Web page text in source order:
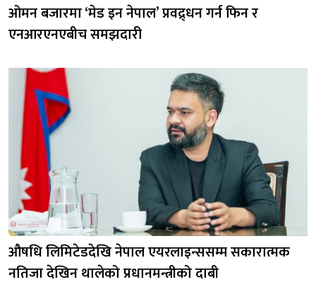
ओमन बजारमा ‘मेड इन नेपाल’ प्रवद्र्धन गर्न फिन र
एनआरएनएबीच समझदारी
औषधि लिमिटेडदेखि नेपाल एयरलाइन्ससम्म सकारात्मक
नतिजा देखिन थालेको प्रधानमन्त्रीको दाबी